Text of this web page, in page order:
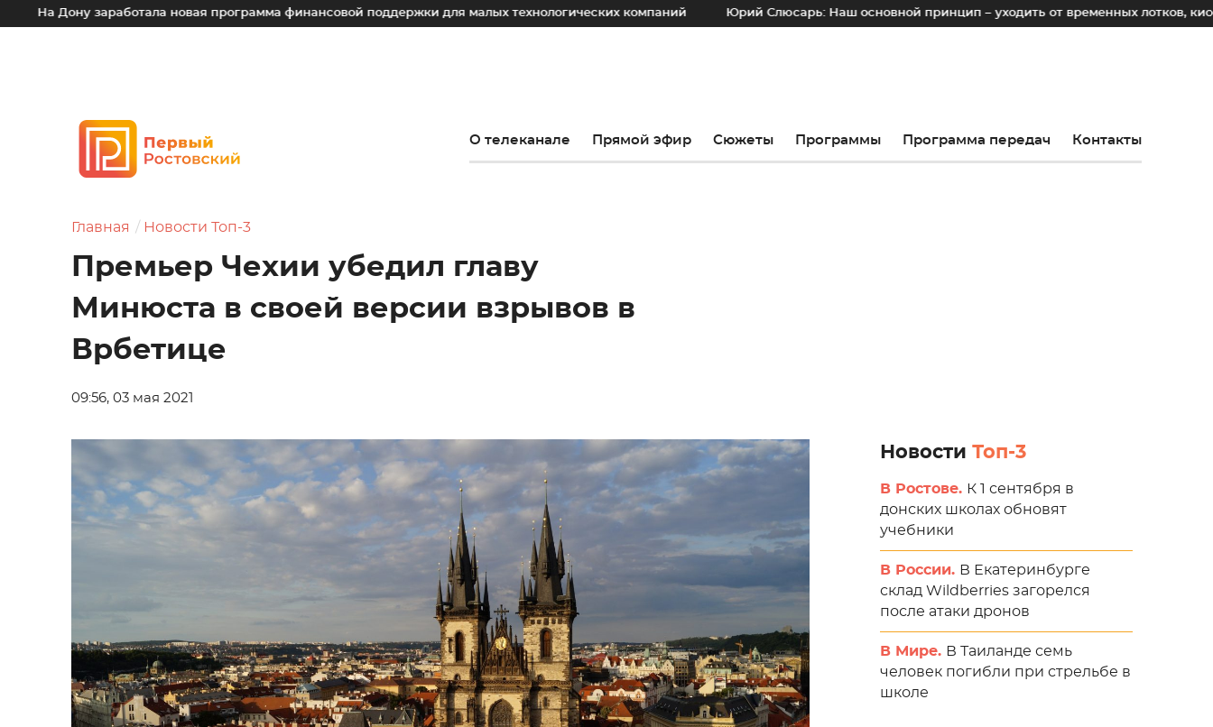
заработала новая программа финансовой поддержки для малых технологических компаний Юрий Слюсарь: Наш основной принцип – уходить от временных лотков, киосков и
О телеканале Прямой эфир Сюжеты Программы Программа передач Контакты
Главная Новости Топ-3
Премьер Чехии убедил главу
Минюста в своей версии взрывов в
Врбетице
09:56, 03 мая 2021
Новости Топ-3
В Ростове. К 1 сентября в
донских школах обновят
учебники
В России. В Екатеринбурге
склад Wildberries загорелся
после атаки дронов
В Мире. В Таиланде семь
человек погибли при стрельбе в
школе